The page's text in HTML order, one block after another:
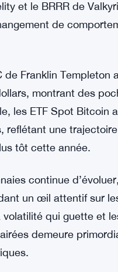
de Fidelity et le
Même des
pertes
le GBTC de
portant ses sorties
et le BRRR de
de
Franklin Templeton
montrant des
les ETF Spot Bitcoin
une